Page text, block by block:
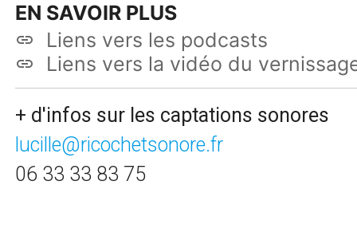
EN SAVOIR PLUS
link Liens vers les podcasts
link Liens vers la vidéo du
+ d'infos sur les captations sonores
lucille@ricochetsonore.fr
06 33 33 83 75